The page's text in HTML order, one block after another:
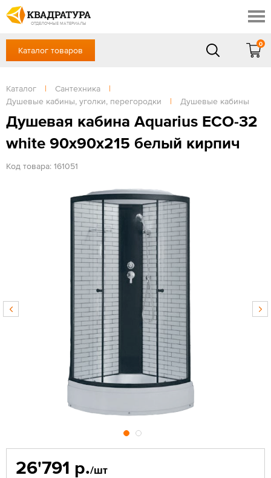
ОТДЕЛОЧНЫЕ МАТЕРИАЛЫ
Профи
Контакты
Доставка и оплата
Выставочный зал
Готовые решения
+7 (861) 217-94-70
Сб, Вс — выходной
ЗАКАЗАТЬ ЗВОНОК
Вход / Регистрация
Каталог товаров
0
Каталог | Сантехника
|
Душевые кабины, уголки, перегородки
| Душевые кабины
Душевая кабина Aquarius ЕСО-32
white 90x90x215 белый кирпич
Код товара: 161051
26'791 р./шт